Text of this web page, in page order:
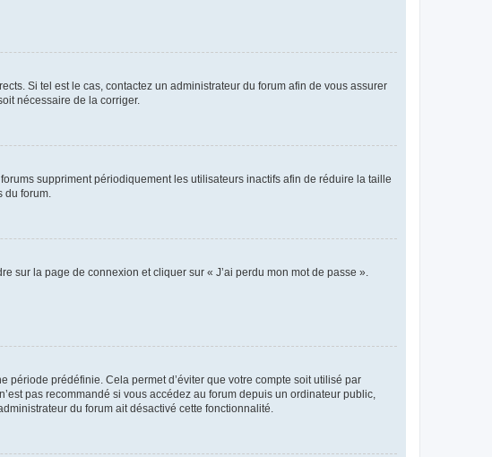
Si tel est le cas, contactez un administrateur du forum afin de vous assurer
nécessaire de la corriger.
suppriment périodiquement les utilisateurs inactifs afin de réduire la taille
forum.
sur la page de connexion et cliquer sur « J’ai perdu mon mot de passe ».
prédéfinie. Cela permet d’éviter que votre compte soit utilisé par
pas recommandé si vous accédez au forum depuis un ordinateur public,
du forum ait désactivé cette fonctionnalité.